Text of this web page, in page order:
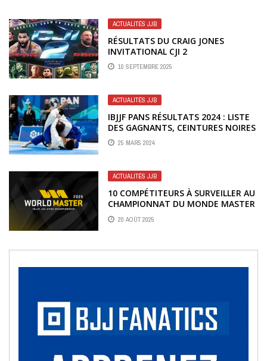
ACTUALITÉS JJB
RÉSULTATS DU CRAIG JONES
INVITATIONAL CJI 2
10 SEPTEMBRE 2025
ACTUALITÉS JJB
IBJJF PANS RÉSULTATS 2024 : LISTE
DES GAGNANTS, CEINTURES NOIRES
INCLUSES
25 MARS 2024
ACTUALITÉS JJB
10 COMPÉTITEURS À SURVEILLER AU
CHAMPIONNAT DU MONDE MASTER
IBJJF 2025
20 AOÛT 2025